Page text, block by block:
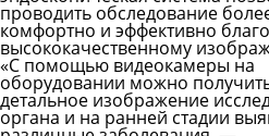
проводить обследование
комфортно и эффективно
высококачественному
«С помощью видеокамеры на
оборудовании можно
детальное изображение
органа и на ранней стадии